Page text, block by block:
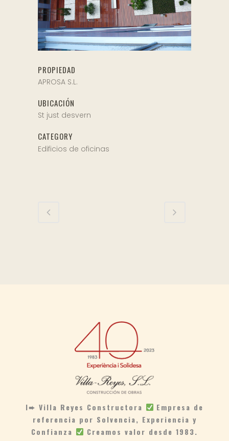
PROPIEDAD
APROSA S.L.
UBICACIÓN
St just desvern
CATEGORY
Edificios de oficinas
I➨ Villa Reyes Constructora
Empresa de
referencia por Solvencia, Experiencia y
Confianza
Creamos valor desde 1983.